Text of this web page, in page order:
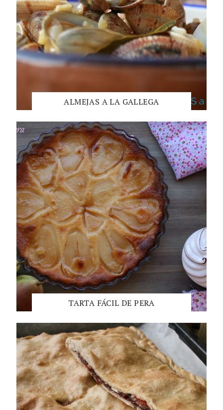
ALMEJAS A LA GALLEGA
TARTA FÁCIL DE PERA